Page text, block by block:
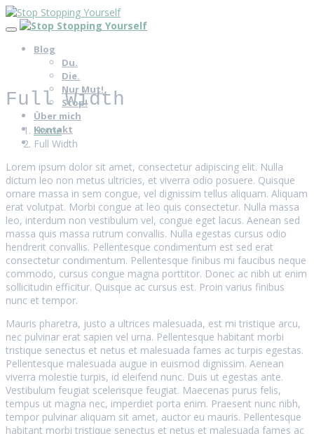
Blog
Du.
Die.
Nur Mut!
Stop!
Über mich
Kontakt
Full Width
Home
Full Width
Lorem ipsum dolor sit amet, consectetur adipiscing elit. Nulla
dictum leo non metus ultricies, et viverra odio posuere. Quisque
ornare massa in sem congue, vel dignissim tellus aliquam. Aliquam
erat volutpat. Morbi congue at leo quis consectetur. Nulla massa
leo, interdum non vestibulum vel, congue eget lacus. Aenean sed
massa quis massa rutrum convallis. Nulla egestas cursus odio
hendrerit convallis. Pellentesque condimentum est sed erat
consectetur condimentum. Pellentesque finibus mi faucibus neque
commodo, cursus congue magna porttitor. Donec ac nibh ut enim
sollicitudin efficitur. Quisque ac cursus est. Proin varius finibus
nunc et tempor.
Mauris pharetra, justo a ultrices malesuada, est mi tristique arcu,
nec pulvinar erat sapien vel urna. Pellentesque habitant morbi
tristique senectus et netus et malesuada fames ac turpis egestas.
Pellentesque malesuada augue in euismod dignissim. Aenean
viverra molestie turpis, id eleifend nunc. Duis ut egestas ante.
Vestibulum feugiat scelerisque feugiat. Maecenas purus felis,
tempus ut magna nec, imperdiet porta enim. Praesent nunc nibh,
tempor pulvinar aliquam sit amet, auctor eu mauris. Pellentesque
habitant morbi tristique senectus et netus et malesuada fames ac